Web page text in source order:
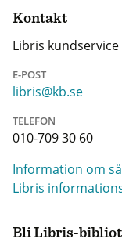
Kontakt
Libris kundservice
E-POST
libris@kb.se
TELEFON
010-709 30 60
Information om
Libris
Bli Libris-